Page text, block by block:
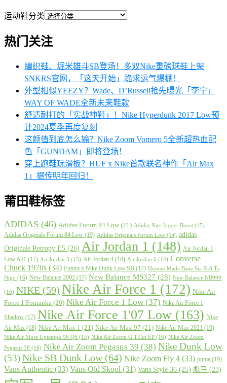
运动鞋分类
热门关注
编织鞋、堀米雄斗SB登场！多双Nike重磅球鞋上架
SNKRS官网，「这天开始」跪求运气爆棚！
外型相似YEEZY？Wade、D’Russell抢先曝光「李宁」
WAY OF WADE全新未来鞋款
舒适耐打的「实战神鞋」！Nike Hyperdunk 2017 Low预
计2024夏季再度复刻
这颜值到底怎么输？Nike Zoom Vomero 5全新超热血配
色「GUNDAM」即将登场！
穿上跑鞋玩滑板？HUF x Nike首款联名神作「Air Max
1」据传明年回归！
莆田鞋标签
ADIDAS (46) Adidas Forum 84 Low (21) Adidas Nite Jogger Boost (15)
Adidas Originals Forum 84 Low (19) Adidas Originals Forum Low (14) adidas
Originals Retropy E5 (26) Air Jordan 1 (148) Air Jordan 1
Low AJ1 (17) Air Jordan 3 (15) Air Jordan 4 (18) Air Jordan 6 (14) Converse
Chuck 1970s (34) Futura x Nike Dunk Low SB (17) Human Made Bape Sta Sk8 To
Nigo (16) New Balance 2002 (17) New Balance MS327 (28) New Balance NB990
(16) NIKE (59) Nike Air Force 1 (172) Nike Air
Force 1 Fontanka (20) Nike Air Force 1 Low (37) Nike Air Force 1
Shadow (17) Nike Air Force 1'07 Low (163) Nike
Air Max (18) Nike Air Max 1 (21) Nike Air Max 97 (21) Nike Air Max 2021 (19)
Nike Air More Uptempo 96 QS (15) Nike Air Zoom G.T.Cut EP (16) Nike Air Zoom
Pegasus 38 (16) Nike Air Zoom Pegasus 39 (38) Nike Dunk Low
(53)Nike SB Dunk Low(64) Nike Zoom Fly 4 (33) puma (19)
Vans Authentic (33) Vans Old Skool (31) Vans Style 36 (25) 彪马 (23)